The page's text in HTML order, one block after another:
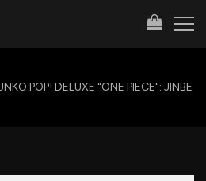
POP! DELUXE "ONE PIECE": JINBE